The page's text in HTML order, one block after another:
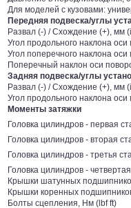
Для моделей с кузовами:
Передняя подвеска/углы
Развал (-) / Схождение (+), мм
Угол продольного наклона оси
Угол поперечного наклона оси
Поперечный наклон оси
Задняя подвеска/углы
Развал (-) / Схождение (+), мм
Угол продольного наклона оси
Моменты затяжки
Головка цилиндров - первая
Головка цилиндров - вторая
Головка цилиндров - третья
Головка цилиндров -
Крышки шатунных
Крышки коренных
Болты сцепления, Нм (lbf ft)